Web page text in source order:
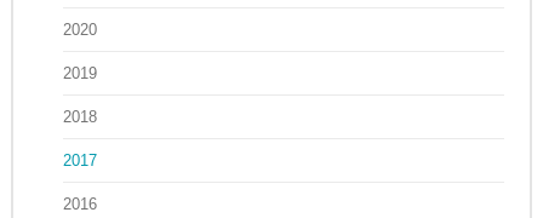
2020
2019
2018
2017
2016